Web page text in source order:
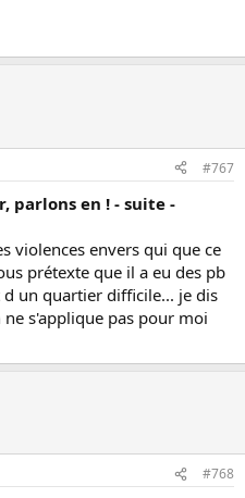
#767
parlons en ! - suite -
violences envers qui que ce
prétexte que il a eu des pb
un quartier difficile... je dis
s'applique pas pour moi
#768